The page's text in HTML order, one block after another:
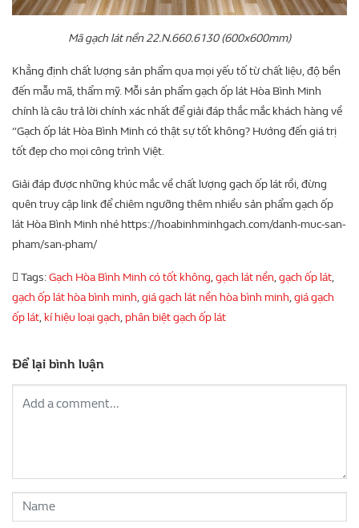
Mã gạch lát nền 22.N.660.6130 (600x600mm)
Khẳng định chất lượng sản phẩm qua mọi yếu tố từ chất liệu, độ bền
đến mẫu mã, thẩm mỹ. Mỗi sản phẩm gạch ốp lát Hòa Bình Minh
chính là câu trả lời chính xác nhất để giải đáp thắc mắc khách hàng về
“Gạch ốp lát Hòa Bình Minh có thật sự tốt không? Hướng đến giá trị
tốt đẹp cho mọi công trình Việt.
Giải đáp được những khúc mắc về chất lượng gạch ốp lát rồi, đừng
quên truy cập link để chiêm ngưỡng thêm nhiều sản phẩm gạch ốp
lát Hòa Bình Minh nhé https://hoabinhminhgach.com/danh-muc-san-
pham/san-pham/
Tags:Gạch Hòa Bình Minh có tốt không,gạch lát nền,gạch ốp lát,
gạch ốp lát hòa bình minh,giá gạch lát nền hòa bình minh,giá gạch
ốp lát,kí hiệu loại gạch,phân biệt gạch ốp lát
Để lại bình luận